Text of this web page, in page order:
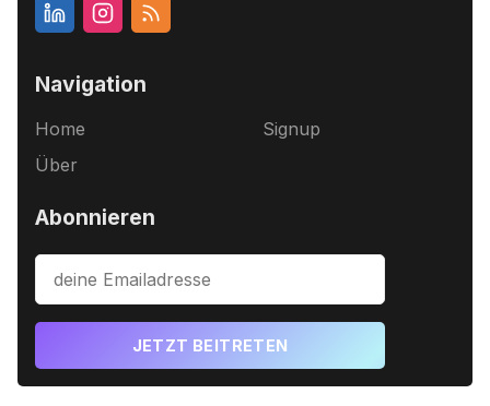
Navigation
Home
Über
Signup
Abonnieren
JETZT BEITRETEN